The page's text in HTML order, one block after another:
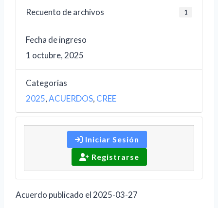
Recuento de archivos 1
Fecha de ingreso
1 octubre, 2025
Categorias
2025,ACUERDOS, CREE
Iniciar Sesión
Registrarse
Acuerdo publicado el 2025-03-27